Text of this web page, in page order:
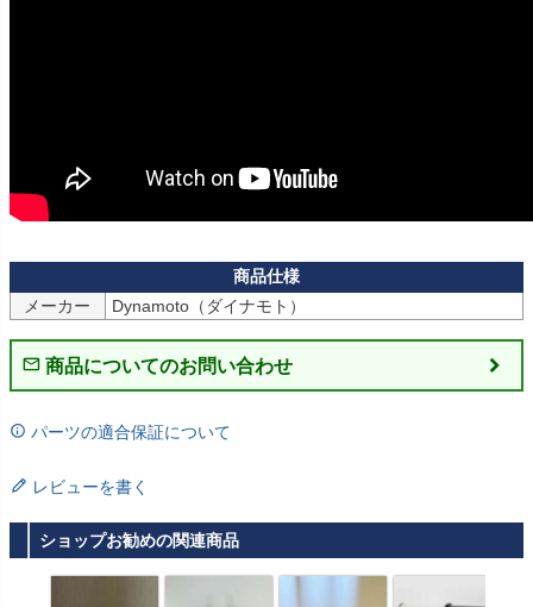
メーカー Dynamoto（ダイナモト）
商品についてのお問い合わせ
パーツの適合保証について
レビューを書く
ショップお勧めの関連商品